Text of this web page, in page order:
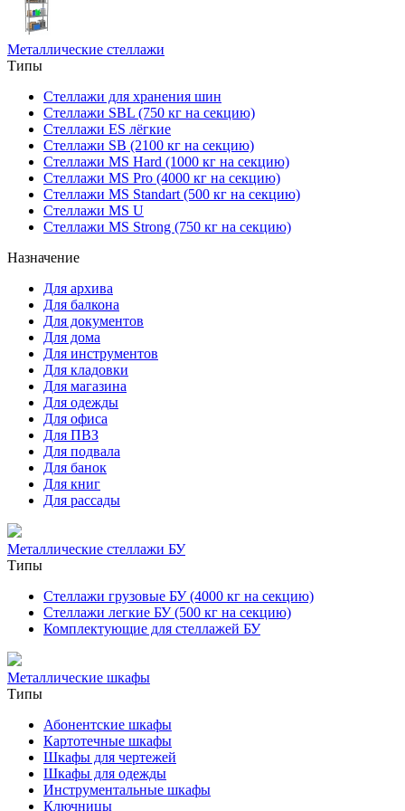
Металлические стеллажи
Типы
Стеллажи для хранения шин
Стеллажи SBL (750 кг на секцию)
Стеллажи ES лёгкие
Стеллажи SB (2100 кг на секцию)
Стеллажи MS Hard (1000 кг на секцию)
Стеллажи MS Pro (4000 кг на секцию)
Стеллажи MS Standart (500 кг на секцию)
Стеллажи MS U
Стеллажи MS Strong (750 кг на секцию)
Назначение
Для архива
Для балкона
Для документов
Для дома
Для инструментов
Для кладовки
Для магазина
Для одежды
Для офиса
Для ПВЗ
Для подвала
Для банок
Для книг
Для рассады
Металлические стеллажи БУ
Типы
Стеллажи грузовые БУ (4000 кг на секцию)
Стеллажи легкие БУ (500 кг на секцию)
Комплектующие для стеллажей БУ
Металлические шкафы
Типы
Абонентские шкафы
Картотечные шкафы
Шкафы для чертежей
Шкафы для одежды
Инструментальные шкафы
Ключницы